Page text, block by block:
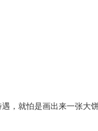
，就怕是画出来一张大